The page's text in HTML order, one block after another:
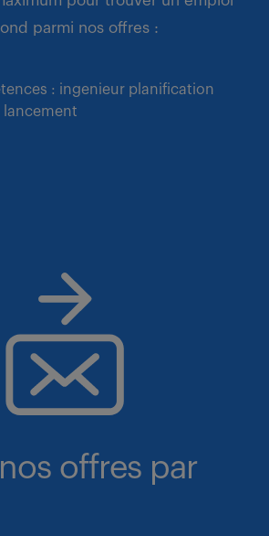
parmi nos offres :
: ingenieur planification
offres par